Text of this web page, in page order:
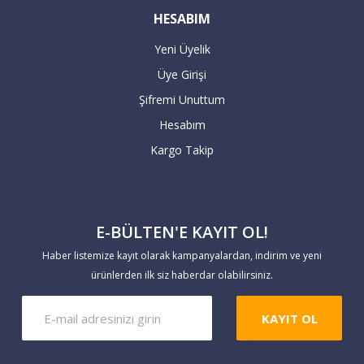
onaylanması için alıcının kimlik
fotokopisi, kredi kartı fotokopisi ile
birlikte mail order formunu imzalayıp
tarafımıza göndermesi gerekmektedir.
5) Aidatsız kartlar, bazı özellikli kredi
kartları artı taksit kampanyalarını
uygulamayabilir. İşlem yapmadan banka
kampanyalarınızı lütfen kontrol ediniz.
HESABIM
Yeni Üyelik
Üye Girişi
Şifremi Unuttum
Hesabım
Kargo Takip
E-BÜLTEN'E KAYIT OL!
Haber listemize kayıt olarak kampanyalardan, indirim ve yeni
ürünlerden ilk siz haberdar olabilirsiniz.
KAYIT OL